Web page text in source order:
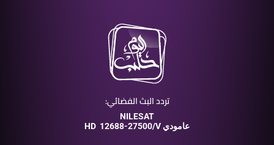
تردد البث الفضائي:
NILESAT
HD
12688-27500/V عامودي